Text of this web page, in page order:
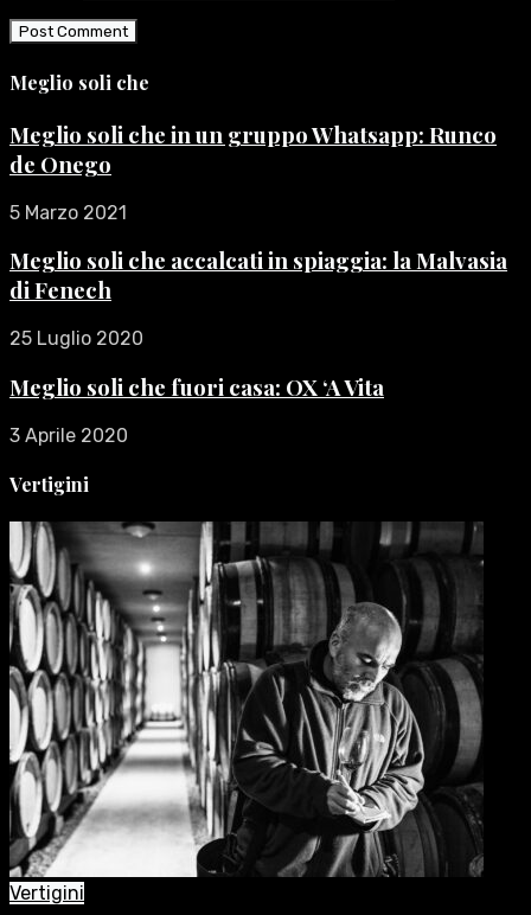
Meglio soli che
Meglio soli che in un gruppo Whatsapp: Runco
de Onego
5 Marzo 2021
Meglio soli che accalcati in spiaggia: la Malvasia
di Fenech
25 Luglio 2020
Meglio soli che fuori casa: OX ‘A Vita
3 Aprile 2020
Vertigini
Vertigini